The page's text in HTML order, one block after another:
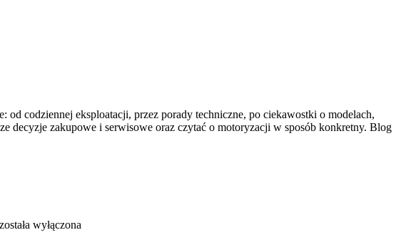
codziennej eksploatacji, przez porady techniczne, po ciekawostki o modelach,
decyzje zakupowe i serwisowe oraz czytać o motoryzacji w sposób konkretny. Blog
została wyłączona